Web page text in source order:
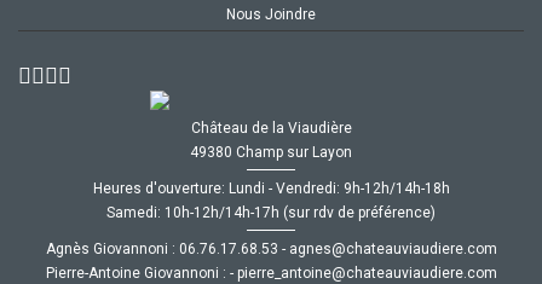
Nous Joindre
Château de la Viaudière
49380 Champ sur Layon
Heures d'ouverture: Lundi - Vendredi: 9h-12h/14h-18h
Samedi: 10h-12h/14h-17h (sur rdv de préférence)
Agnès Giovannoni : moc.ereiduaivuaetahc@senga
-
35.86.71.67.60
Pierre-Antoine Giovannoni :
moc.ereiduaivuaetahc@eniotna_erreip
-